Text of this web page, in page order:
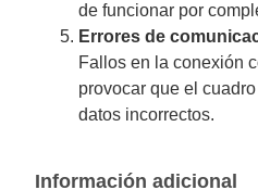
de funcionar por
Errores de
Fallos en la conexión
provocar que el
datos incorrectos.
Información adicional